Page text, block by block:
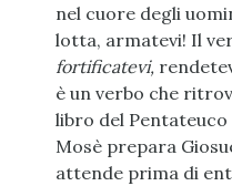
nel cuore degli
lotta, armatevi! Il
fortificatevi,
è un verbo che
libro del
Mosè prepara
attende prima di